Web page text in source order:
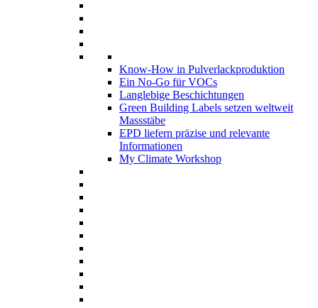
Know-How in Pulverlackproduktion
Ein No-Go für VOCs
Langlebige Beschichtungen
Green Building Labels setzen weltweit
Massstäbe
EPD liefern präzise und relevante
Informationen
My Climate Workshop